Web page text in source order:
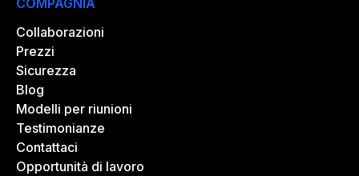
COMPAGNIA
Collaborazioni
Prezzi
Sicurezza
Blog
Modelli per riunioni
Testimonianze
Contattaci
Opportunità di lavoro